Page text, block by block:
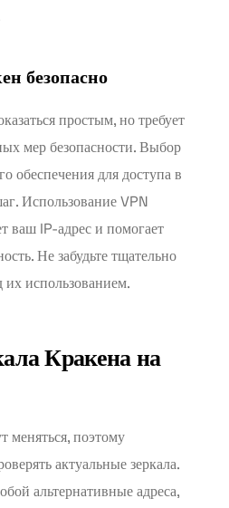
безопасно
простым, но требует
мер безопасности. Выбор
обеспечения для доступа в
Использование VPN
ваш IP-адрес и помогает
Не забудьте тщательно
их использованием.
Кракена на
меняться, поэтому
актуальные зеркала.
альтернативные адреса,